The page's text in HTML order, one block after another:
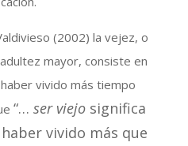
(2002) la vejez, o
mayor, consiste en
vivido más tiempo
“… ser viejosignifica
vivido más que